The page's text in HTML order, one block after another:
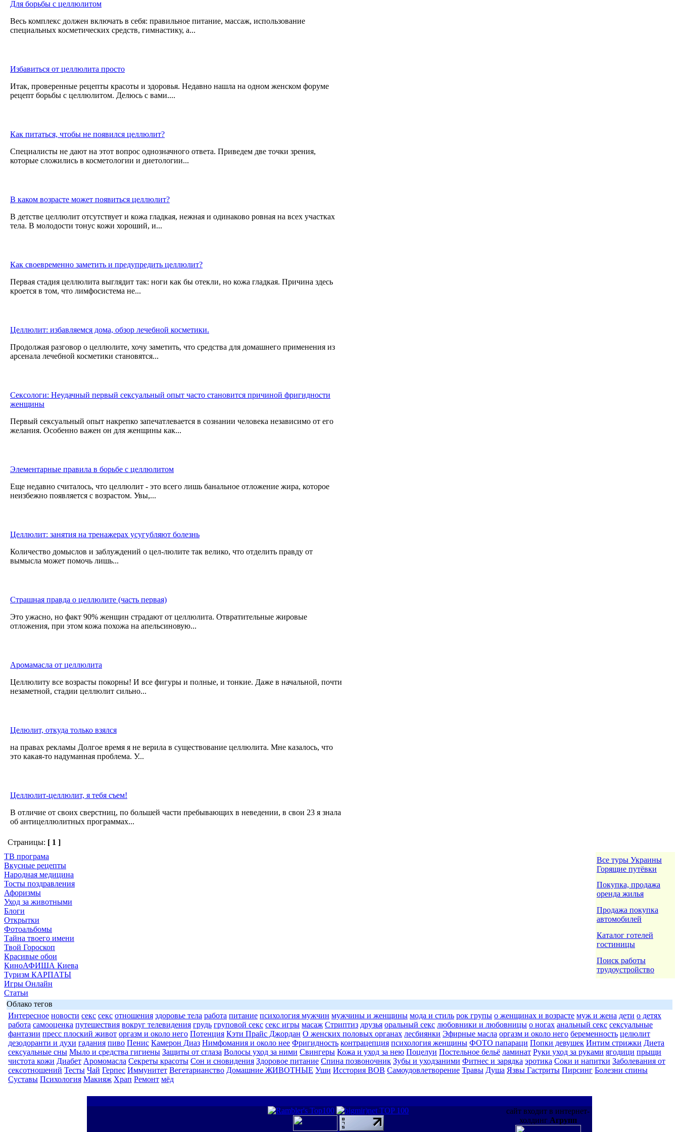
Для борьбы с целлюлитом
Весь комплекс должен включать в себя: правильное питание, массаж, использование
специальных косметических средств, гимнастику, а...
Избавиться от целлюлита просто
Итак, проверенные рецепты красоты и здоровья. Недавно нашла на одном женском форуме
рецепт борьбы с целлюлитом. Делюсь с вами....
Как питаться, чтобы не появился целлюлит?
Специалисты не дают на этот вопрос однозначного ответа. Приведем две точки зрения,
которые сложились в косметологии и диетологии...
В каком возрасте может появиться целлюлит?
В детстве целлюлит отсутствует и кожа гладкая, нежная и одинаково ровная на всех участках
тела. В молодости тонус кожи хороший, и...
Как своевременно заметить и предупредить целлюлит?
Первая стадия целлюлита выглядит так: ноги как бы отекли, но кожа гладкая. Причина здесь
кроется в том, что лимфосистема не...
Целлюлит: избавляемся дома, обзор лечебной косметики.
Продолжая разговор о целлюлите, хочу заметить, что средства для домашнего применения из
арсенала лечебной косметики становятся...
Сексологи: Неудачный первый сексуальный опыт часто становится причиной фригидности
женщины
Первый сексуальный опыт накрепко запечатлевается в сознании человека независимо от его
желания. Особенно важен он для женщины как...
Элементарные правила в борьбе с целлюлитом
Еще недавно считалось, что целлюлит - это всего лишь банальное отложение жира, которое
неизбежно появляется с возрастом. Увы,...
Целлюлит: занятия на тренажерах усугубляют болезнь
Количество домыслов и заблуждений о цел-люлите так велико, что отделить правду от
вымысла может помочь лишь...
Страшная правда о целлюлите (часть первая)
Это ужасно, но факт 90% женщин страдают от целлюлита. Отвратительные жировые
отложения, при этом кожа похожа на апельсиновую...
Аромамасла от целлюлита
Целлюлиту все возрасты покорны! И все фигуры и полные, и тонкие. Даже в начальной, почти
незаметной, стадии целлюлит сильно...
Целюлит, откуда только взялся
на правах рекламы Долгое время я не верила в существование целлюлита. Мне казалось, что
это какая-то надуманная проблема. У...
Целлюлит-целлюлит, я тебя съем!
В отличие от своих сверстниц, по большей части пребывающих в неведении, в свои 23 я знала
об антицеллюлитных программах...
Страницы: [ 1 ]
ТВ програма
Вкусные рецепты
Народная медицина
Тосты поздравления
Афоризмы
Уход за животными
Блоги
Открытки
Фотоальбомы
Тайна твоего имени
Твой Гороскоп
Красивые обои
КиноАФИША Киева
Туризм КАРПАТЫ
Игры Онлайн
Статьи
Все туры Украины
Горящие путёвки
Покупка, продажа
оренда жилья
Продажа покупка
автомобилей
Каталог готелей
гостиницы
Поиск работы
трудоустройство
Облако тегов
Интересное новости секс секс отношения здоровье тела работа питание психология мужчин мужчины и женщины мода и стиль рок групы о женщинах и возрасте муж и жена дети о детях
работа самооценка путешествия вокруг телевидения грудь груповой секс секс игры масаж Стриптиз друзья оральный секс любовники и любовницы о ногах анальный секс сексуальные
фантазии пресс плоский живот оргазм и около него Потенция Кэти Прайс Джордан О женских половых органах лесбиянки Эфирные масла оргазм и около него беременность целюлит
дезодоранти и духи гадания пиво Пенис Камерон Диаз Нимфомания и около нее Фригидность контрацепция психология женщины ФОТО папараци Попки девушек Интим стрижки Диета
сексуальные сны Мыло и средства гигиены Защиты от сглаза Волосы уход за ними Свингеры Кожа и уход за нею Поцелуи Постельное бельё ламинат Руки уход за руками ягодици прыщи
чистота кожи Диабет Аромомасла Секреты красоты Сон и сновидения Здоровое питание Спина позвоночник Зубы и уходзаними Фитнес и зарядка эротика Соки и напитки Заболевания от
сексотношений Тесты Чай Герпес Иммунитет Вегетарианство Домашние ЖИВОТНЫЕ Уши Исстория ВОВ Самоудовлетворение Травы Душа Язвы Гастриты Пирсинг Болезни спины
Суставы Психология Макияж Храп Ремонт мёд
сайт входит в интернет-
холдинг Агрупп